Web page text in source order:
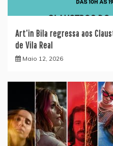
Art’in Bila regressa aos
de Vila Real
Maio 12, 2026